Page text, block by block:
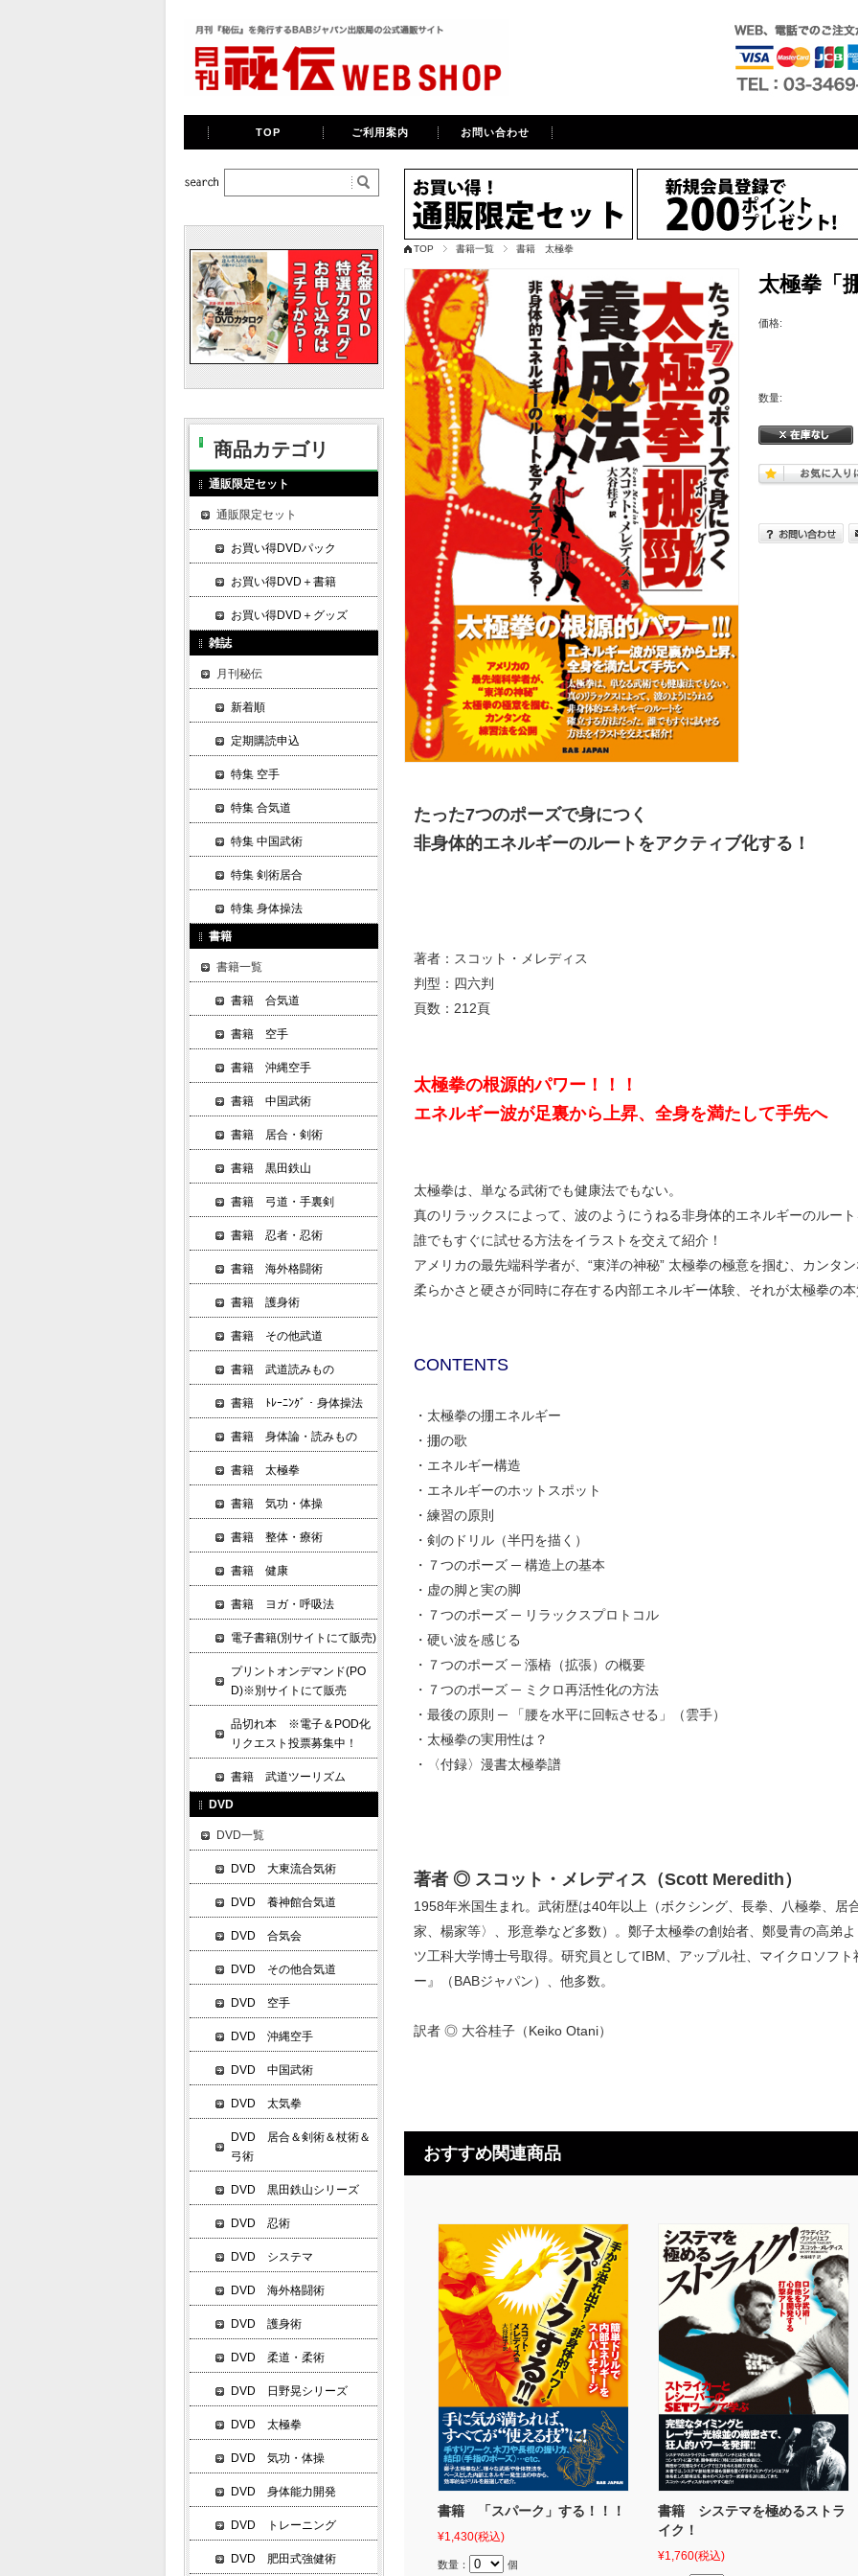
TOP ご利用案内 お問い合わせ
TOP 書籍一覧 書籍 太極拳
太極拳「
価格:
数量:
たった7つのポーズで身につく
非身体的エネルギーのルートをアクティブ化する！
著者：スコット・メレディス
判型：四六判
頁数：212頁
太極拳の根源的パワー！！！
エネルギー波が足裏から上昇、全身を満たして手先へ
太極拳は、単なる武術でも健康法でもない。
真のリラックスによって、波のようにうねる非身体的エネルギーのルート
誰でもすぐに試せる方法をイラストを交えて紹介！
アメリカの最先端科学者が、“東洋の神秘” 太極拳の極意を掴む、カンタン
柔らかさと硬さが同時に存在する内部エネルギー体験、それが太極拳の本
CONTENTS
・太極拳の掤エネルギー
・掤の歌
・エネルギー構造
・エネルギーのホットスポット
・練習の原則
・剣のドリル（半円を描く）
・７つのポーズ ─ 構造上の基本
・虚の脚と実の脚
・７つのポーズ ─ リラックスプロトコル
・硬い波を感じる
・７つのポーズ ─ 漲樁（拡張）の概要
・７つのポーズ ─ ミクロ再活性化の方法
・最後の原則 ─ 「腰を水平に回転させる」（雲手）
・太極拳の実用性は？
・〈付録〉漫書太極拳譜
著者 ◎ スコット・メレディス（Scott Meredith）
1958年米国生まれ。武術歴は40年以上（ボクシング、長拳、八極拳、居
家、楊家等〉、形意拳など多数）。鄭子太極拳の創始者、鄭曼青の高弟
ツ工科大学博士号取得。研究員としてIBM、アップル社、マイクロソフ
ー』（BABジャパン）、他多数。
訳者 ◎ 大谷桂子（Keiko Otani）
おすすめ関連商品
書籍 「スパーク」する！！！
¥1,430(税込)
数量： 個
書籍 システマを極めるストラ
イク！
¥1,760(税込)
商品カテゴリ
通販限定セット
通販限定セット
お買い得DVDパック
お買い得DVD＋書籍
お買い得DVD＋グッズ
雑誌
月刊秘伝
新着順
定期購読申込
特集 空手
特集 合気道
特集 中国武術
特集 剣術居合
特集 身体操法
書籍
書籍一覧
書籍 合気道
書籍 空手
書籍 沖縄空手
書籍 中国武術
書籍 居合・剣術
書籍 黒田鉄山
書籍 弓道・手裏剣
書籍 忍者・忍術
書籍 海外格闘術
書籍 護身術
書籍 その他武道
書籍 武道読みもの
書籍 ﾄﾚｰﾆﾝｸﾞ・身体操法
書籍 身体論・読みもの
書籍 太極拳
書籍 気功・体操
書籍 整体・療術
書籍 健康
書籍 ヨガ・呼吸法
電子書籍(別サイトにて販売)
プリントオンデマンド(PO
D)※別サイトにて販売
品切れ本 ※電子＆POD化
リクエスト投票募集中！
書籍 武道ツーリズム
DVD
DVD一覧
DVD 大東流合気術
DVD 養神館合気道
DVD 合気会
DVD その他合気道
DVD 空手
DVD 沖縄空手
DVD 中国武術
DVD 太気拳
DVD 居合＆剣術＆杖術＆
弓術
DVD 黒田鉄山シリーズ
DVD 忍術
DVD システマ
DVD 海外格闘術
DVD 護身術
DVD 柔道・柔術
DVD 日野晃シリーズ
DVD 太極拳
DVD 気功・体操
DVD 身体能力開発
DVD トレーニング
DVD 肥田式強健術